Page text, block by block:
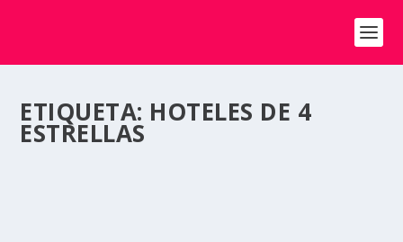
ETIQUETA: HOTELES DE 4
ESTRELLAS